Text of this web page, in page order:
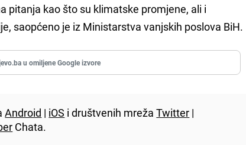
pitanja kao što su klimatske promjene, ali i
saopćeno je iz Ministarstva vanjskih poslova BiH.
u omiljene Google izvore
Android | iOS i društvenih mrežaTwitter |
Chata.